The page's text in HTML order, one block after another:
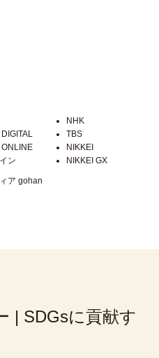
ン
NHK
TBS
NIKKEI
NIKKEI GX
ア gohan
| SDGsに貢献す